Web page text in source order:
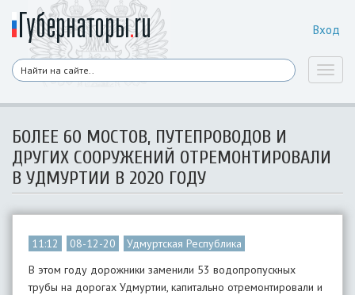
Вход
БОЛЕЕ 60 МОСТОВ, ПУТЕПРОВОДОВ И
ДРУГИХ СООРУЖЕНИЙ ОТРЕМОНТИРОВАЛИ
В УДМУРТИИ В 2020 ГОДУ
11:12 08-12-20
Удмуртская Республика
В этом году дорожники заменили 53 водопропускных
трубы на дорогах Удмуртии, капитально отремонтировали и